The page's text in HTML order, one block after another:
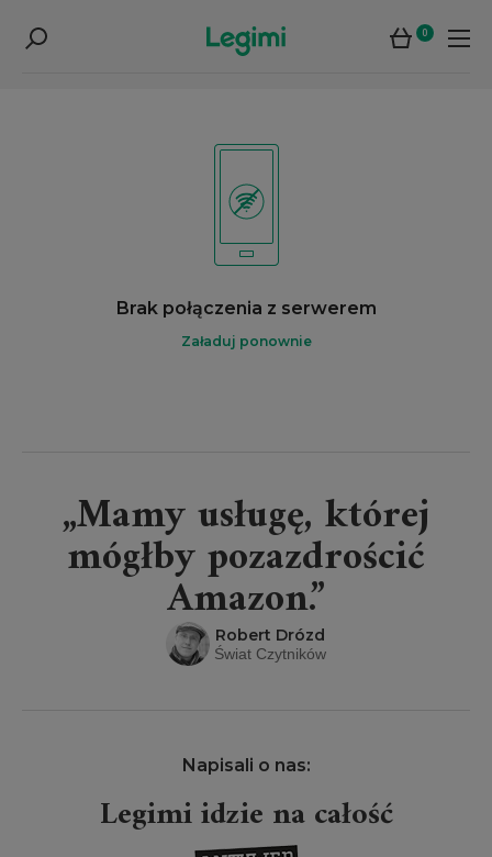
0
Brak połączenia z serwerem
Załaduj ponownie
„Mamy usługę, której
mógłby pozazdrościć
Amazon.”
Robert Drózd
Świat Czytników
Napisali o nas:
Legimi idzie na całość